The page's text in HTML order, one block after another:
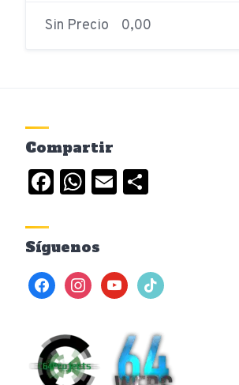
Sin Precio 0,00
Compartir
Facebook
WhatsApp
Email
Síguenos
facebookinstagramyoutubetiktok